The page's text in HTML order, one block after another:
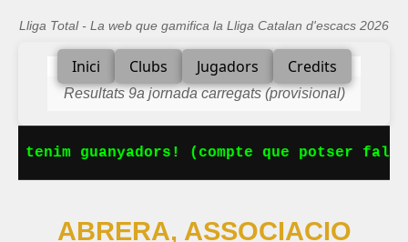
Lliga Total - La web que gamifica la Lliga Catalan d'escacs 2026
Inici Clubs Jugadors Credits
Resultats 9a jornada carregats (provisional)
tenim guanyadors! (compte que potser falta
ABRERA, ASSOCIACIO